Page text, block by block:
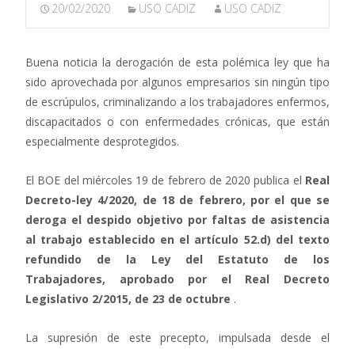
20/02/2020 USO CADIZ USO CADIZ
Buena noticia la derogación de esta polémica ley que ha
sido aprovechada por algunos empresarios sin ningún tipo
de escrúpulos, criminalizando a los trabajadores enfermos,
discapacitados o con enfermedades crónicas, que están
especialmente desprotegidos.
El BOE del miércoles 19 de febrero de 2020 publica el Real
Decreto-ley 4/2020, de 18 de febrero, por el que se
deroga el despido objetivo por faltas de asistencia
al trabajo establecido en el artículo 52.d) del texto
refundido de la Ley del Estatuto de los
Trabajadores, aprobado por el Real Decreto
Legislativo 2/2015, de 23 de octubre .
La supresión de este precepto, impulsada desde el